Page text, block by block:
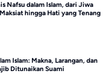
Nafsu dalam Islam, dari Jiwa
hingga Hati yang Tenang
Islam: Makna, Larangan, dan
Ditunaikan Suami